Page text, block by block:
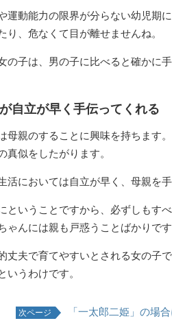
運動能力の限界が分らない幼児期
り、危なくて目が離せませんね。
の子は、男の子に比べると確かに
自立が早く手伝ってくれる
母親のすることに興味を持ちます
真似をしたがります。
活においては自立が早く、母親を
ということですから、必ずしもす
ゃんには親も戸惑うことばかりです
丈夫で育てやすいとされる女の子
いうわけです。
次ページ 「一太郎二姫」の場